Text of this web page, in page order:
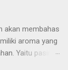
akan membahas
aroma yang
Yaitu pasir